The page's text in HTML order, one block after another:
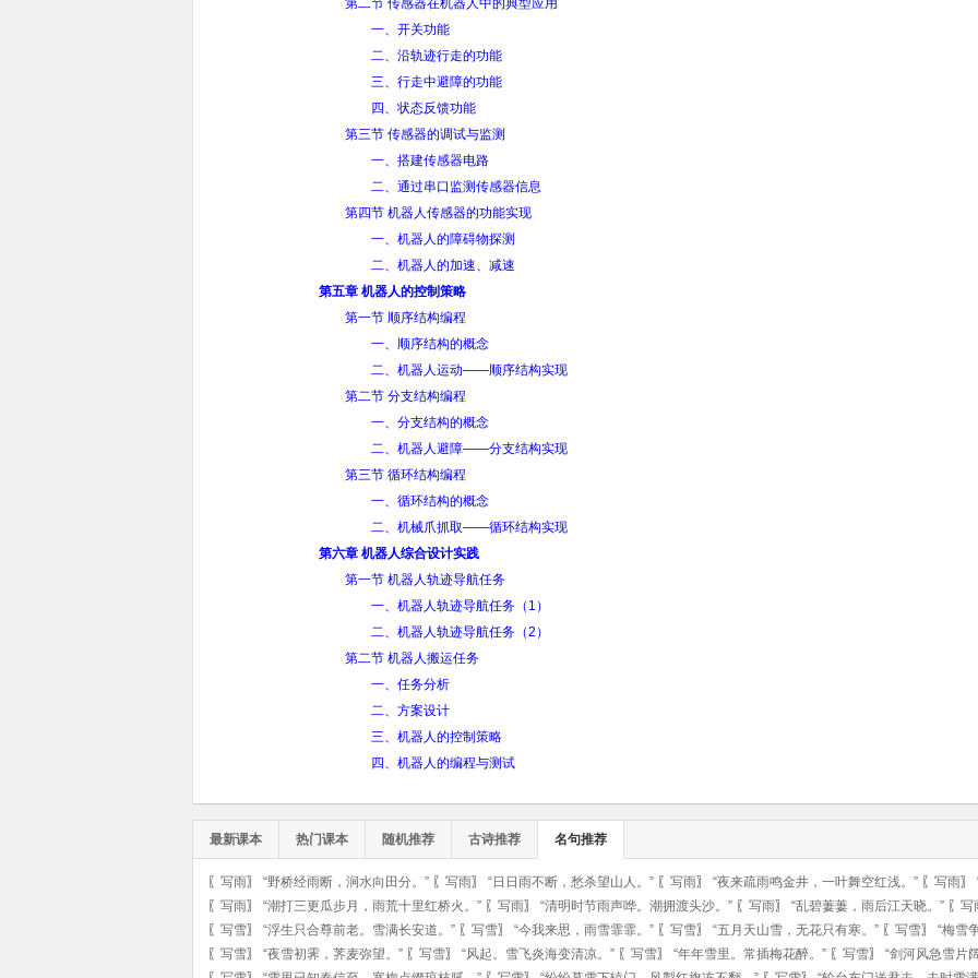
一、开关功能
二、沿轨迹行走的功能
三、行走中避障的功能
四、状态反馈功能
第三节 传感器的调试与监测
一、搭建传感器电路
二、通过串口监测传感器信息
第四节 机器人传感器的功能实现
一、机器人的障碍物探测
二、机器人的加速、减速
第五章 机器人的控制策略
第一节 顺序结构编程
一、顺序结构的概念
二、机器人运动——顺序结构实现
第二节 分支结构编程
一、分支结构的概念
二、机器人避障——分支结构实现
第三节 循环结构编程
一、循环结构的概念
二、机械爪抓取——循环结构实现
第六章 机器人综合设计实践
第一节 机器人轨迹导航任务
一、机器人轨迹导航任务（1）
二、机器人轨迹导航任务（2）
第二节 机器人搬运任务
一、任务分析
二、方案设计
三、机器人的控制策略
四、机器人的编程与测试
最新课本 热门课本 随机推荐 古诗推荐 名句推荐
〖 写雨〗 “野桥经雨断，涧水向田分。” 〖 写雨〗 “日日雨不断，愁杀望山人。” 〖 写雨〗 “夜来疏雨鸣金井，一叶舞空红浅。” 〖 写雨〗
〖 写雨〗 “潮打三更瓜步月，雨荒十里红桥火。” 〖 写雨〗 “清明时节雨声哗。潮拥渡头沙。” 〖 写雨〗 “乱碧萋萋，雨后江天晓。” 〖 写
〖 写雪〗 “浮生只合尊前老。雪满长安道。” 〖 写雪〗 “今我来思，雨雪霏霏。” 〖 写雪〗 “五月天山雪，无花只有寒。” 〖 写雪〗 “梅雪
〖 写雪〗 “夜雪初霁，荠麦弥望。” 〖 写雪〗 “风起。雪飞炎海变清凉。” 〖 写雪〗 “年年雪里。常插梅花醉。” 〖 写雪〗 “剑河风急雪片